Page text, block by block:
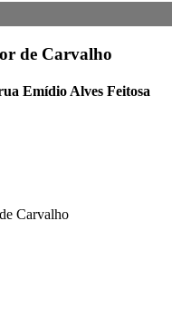
de Carvalho
Emídio Alves Feitosa